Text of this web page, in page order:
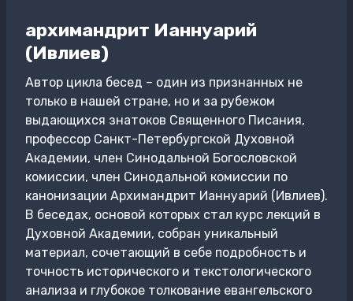
архимандрит Ианнуарий
(Ивлиев)
Автор цикла бесед – один из признанных не
только в нашей стране, но и за рубежом
выдающихся знатоков Священного Писания,
профессор Санкт-Петербургской Духовной
Академии, член Синодальной Богословской
комиссии, член Синодальной комиссии по
канонизации Архимандрит Ианнуарий (Ивлиев).
В беседах, основой которых стал курс лекций в
Духовной Академии, собран уникальный
материал, сочетающий в себе подробность и
точность исторического и текстологического
анализа и глубокое толкование евангельского